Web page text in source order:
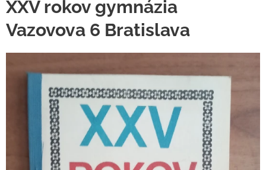
XXV rokov gymnázia
Vazovova 6 Bratislava